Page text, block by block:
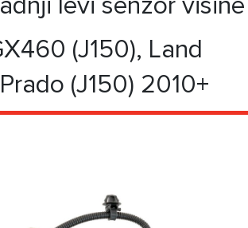
(J150), Land
(J150) 2010+